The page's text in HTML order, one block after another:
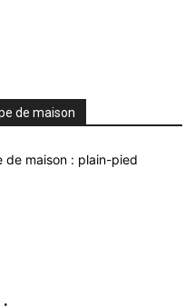
de maison
de maison : plain-pied